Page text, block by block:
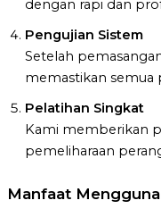
dengan rapi dan
Pengujian Sistem
Setelah
memastikan semua
Pelatihan Singkat
Kami memberikan
pemeliharaan
Manfaat